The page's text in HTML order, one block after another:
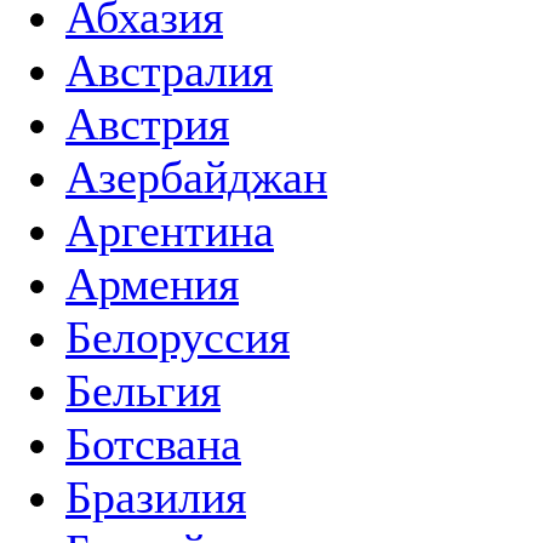
Абхазия
Австралия
Австрия
Азербайджан
Аргентина
Армения
Белоруссия
Бельгия
Ботсвана
Бразилия